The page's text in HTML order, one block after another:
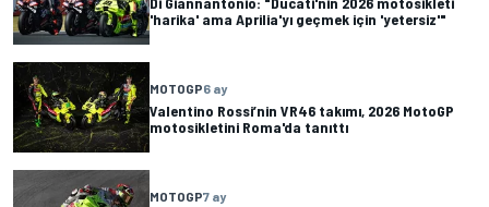
'harika' ama Aprilia'yı geçmek için 'yetersiz'"
MOTOGP6 ay
Valentino Rossi’nin VR46 takımı, 2026 MotoGP
motosikletini Roma'da tanıttı
MOTOGP7 ay